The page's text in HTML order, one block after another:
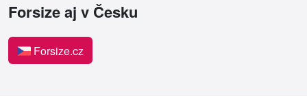
Forsize aj v Česku
Forsize.cz